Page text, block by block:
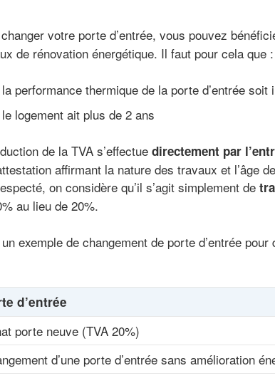
votre porte d’entrée, vous pouvez
de rénovation énergétique. Il faut pour cela que :
la performance thermique de la porte d’entrée
le logement ait plus de 2 ans
de la TVA s’effectue directement par
affirmant la nature des travaux et l’âge
on considère qu’il s’agit simplement de
au lieu de 20%.
exemple de changement de porte d’entrée
d’entrée
porte neuve (TVA 20%)
d’une porte d’entrée sans amélioration